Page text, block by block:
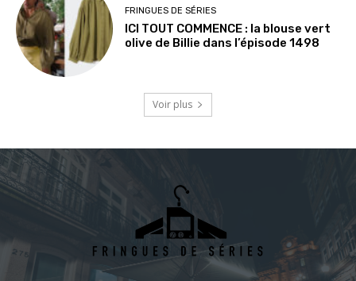
FRINGUES DE SÉRIES
ICI TOUT COMMENCE : la blouse vert
olive de Billie dans l’épisode 1498
Voir plus